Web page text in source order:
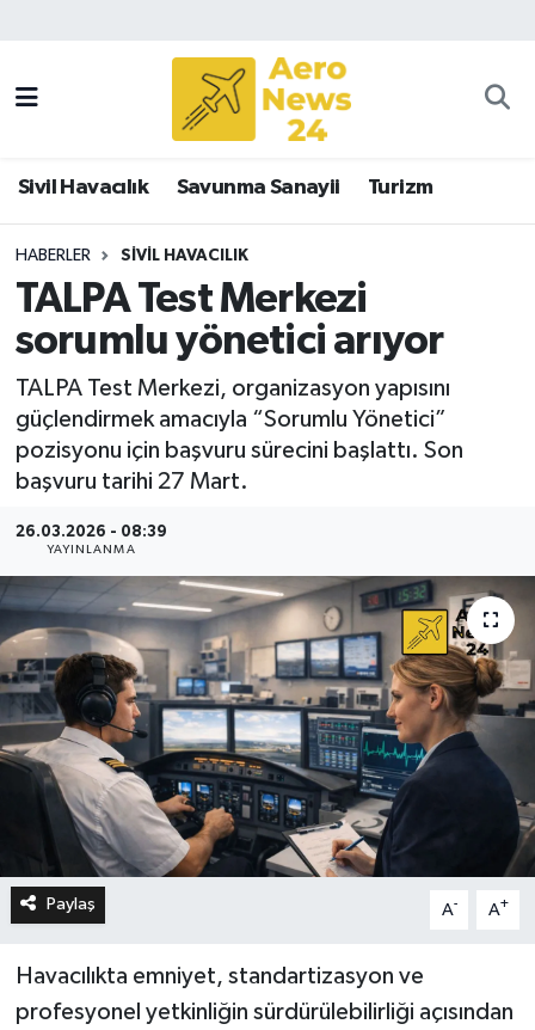
Sivil Havacılık Savunma Sanayii Turizm
HABERLER SIVIL HAVACILIK
TALPA Test Merkezi
sorumlu yönetici arıyor
TALPA Test Merkezi, organizasyon yapısını
güçlendirmek amacıyla “Sorumlu Yönetici”
pozisyonu için başvuru sürecini başlattı. Son
başvuru tarihi 27 Mart.
26.03.2026 - 08:39
YAYINLANMA
Paylaş A- A+
Havacılıkta emniyet, standartizasyon ve
profesyonel yetkinliğin sürdürülebilirliği açısından